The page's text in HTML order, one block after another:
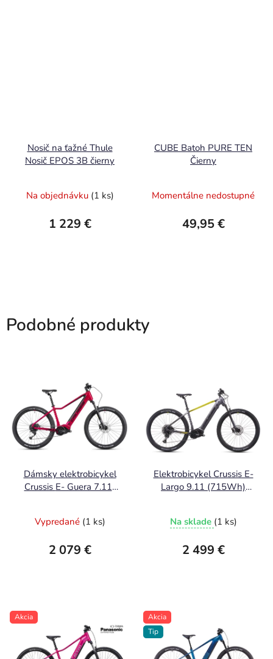
Nosič na ťažné Thule
Nosič EPOS 3B čierny
Na objednávku (1 ks)
1 229 €
CUBE Batoh PURE TEN
Čierny
Momentálne nedostupné
49,95 €
Podobné produkty
Dámsky elektrobicykel
Crussis E- Guera 7.11-
Vypredané (1 ks)
2 079 €
Elektrobicykel Crussis E-
Largo 9.11 (715Wh)
Na sklade (1 ks)
2 499 €
Akcia
Akcia
Tip